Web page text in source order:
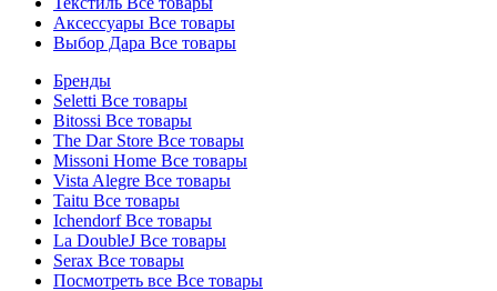
Аксессуары Все товары
Выбор Дара Все товары
Бренды
Seletti Все товары
Bitossi Все товары
The Dar Store Все товары
Missoni Home Все товары
Vista Alegre Все товары
Taitu Все товары
IchendorfВсе товары
La DoubleJ Все товары
Serax Все товары
Посмотреть все Все товары